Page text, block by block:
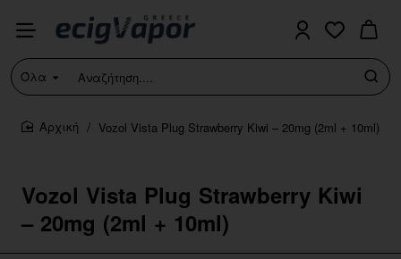
Όλα
Αναζήτηση....
Vozol Vista Plug Strawberry Kiwi
– 20mg (2ml + 10ml)
home
Vozol Vista Plug Strawberry Kiwi – 20mg (2ml + 10ml)